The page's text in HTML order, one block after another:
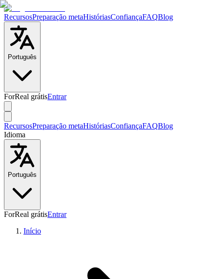
RecursosPreparação metaHistóriasConfiançaFAQBlog
Português
ForReal grátisEntrar
RecursosPreparação metaHistóriasConfiançaFAQBlog
Idioma
Português
ForReal grátisEntrar
Início